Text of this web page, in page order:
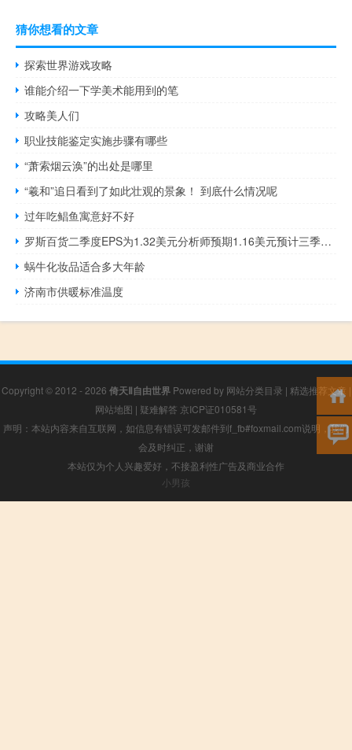
猜你想看的文章
探索世界游戏攻略
谁能介绍一下学美术能用到的笔
攻略美人们
职业技能鉴定实施步骤有哪些
“萧索烟云涣”的出处是哪里
“羲和”追日看到了如此壮观的景象！ 到底什么情况呢
过年吃鲳鱼寓意好不好
罗斯百货二季度EPS为1.32美元分析师预期1.16美元预计三季度EPS为1.16-1.21美元分析师预期1.15美元
蜗牛化妆品适合多大年龄
济南市供暖标准温度
Copyright © 2012 - 2026 倚天Ⅱ自由世界Powered by 网站分类目录 | 精选推荐文章 |
网站地图 | 疑难解答 京ICP证010581号
声明：本站内容来自互联网，如信息有错误可发邮件到f_fb#foxmail.com说明，我们
会及时纠正，谢谢
本站仅为个人兴趣爱好，不接盈利性广告及商业合作
小男孩